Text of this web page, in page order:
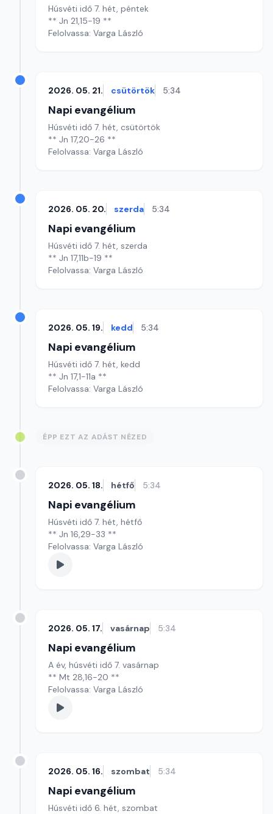
Húsvéti idő 7. hét, péntek
** Jn 21,15-19 **
Felolvassa: Varga László
2026. 05. 21. csütörtök 5:34
Napi evangélium
Húsvéti idő 7. hét, csütörtök
** Jn 17,20-26 **
Felolvassa: Varga László
2026. 05. 20. szerda 5:34
Napi evangélium
Húsvéti idő 7. hét, szerda
** Jn 17,11b-19 **
Felolvassa: Varga László
2026. 05. 19. kedd 5:34
Napi evangélium
Húsvéti idő 7. hét, kedd
** Jn 17,1-11a **
Felolvassa: Varga László
ÉPP EZT AZ ADÁST NÉZED
2026. 05. 18. hétfő 5:34
Napi evangélium
Húsvéti idő 7. hét, hétfő
** Jn 16,29-33 **
Felolvassa: Varga László
2026. 05. 17. vasárnap 5:34
Napi evangélium
A év, húsvéti idő 7. vasárnap
** Mt 28,16-20 **
Felolvassa: Varga László
2026. 05. 16. szombat 5:34
Napi evangélium
Húsvéti idő 6. hét, szombat